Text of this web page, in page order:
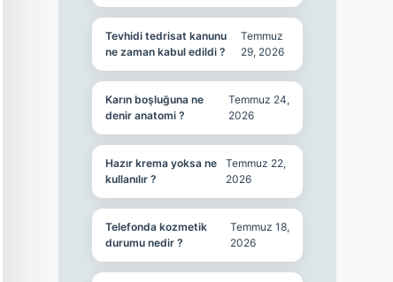
Tevhidi tedrisat kanunu
ne zaman kabul edildi ?
Temmuz
29, 2026
Karın boşluğuna ne
denir anatomi ?
Temmuz 24,
2026
Hazır krema yoksa ne
kullanılır ?
Temmuz 22,
2026
Telefonda kozmetik
durumu nedir ?
Temmuz 18,
2026